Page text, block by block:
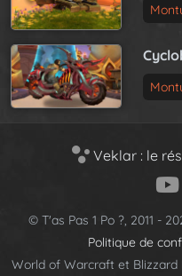
Veklar : le
© T'as Pas 1 Po ?, 2011 -
Politique de
World of Warcraft et